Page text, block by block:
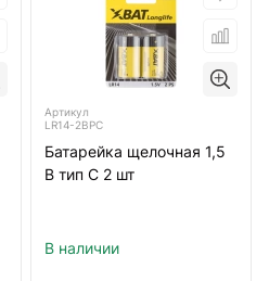
Артикул
LR14-2BPC
Батарейка щелочная 1,5
В тип С 2 шт
В наличии